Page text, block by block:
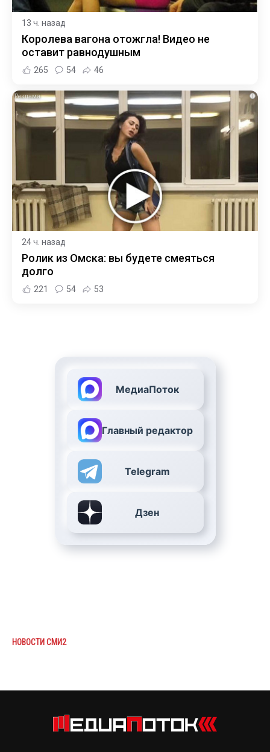
13 ч. назад
Королева вагона отожгла! Видео не
оставит равнодушным
265 54 46
i
24 ч. назад
Ролик из Омска: вы будете смеяться
долго
221 54 53
МедиаПоток
Главный редактор
Telegram
Дзен
НОВОСТИ СМИ2